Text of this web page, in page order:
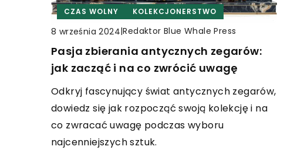
CZAS WOLNY KOLEKCJONERSTWO
8 września 2024|Redaktor Blue Whale Press
Pasja zbierania antycznych zegarów:
jak zacząć i na co zwrócić uwagę
Odkryj fascynujący świat antycznych zegarów,
dowiedz się jak rozpocząć swoją kolekcję i na
co zwracać uwagę podczas wyboru
najcenniejszych sztuk.